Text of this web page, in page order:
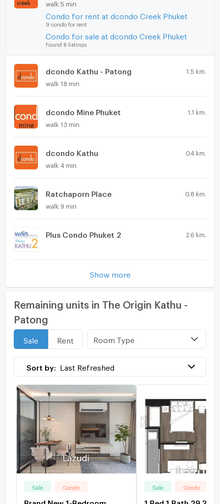
walk 5 min
Condo for rent at dcondo Creek Phuket
9 condo for rent
Condo for sale at dcondo Creek Phuket
Found 8 listings
dcondo Kathu - Patong 1.5 km.
walk 18 min
dcondo Mine Phuket 1.1 km.
walk 13 min
dcondo Kathu 0.4 km.
walk 4 min
Ratchaporn Place 0.8 km.
walk 9 min
Plus Condo Phuket 2 2.6 km.
Show more
Remaining units in The Origin Kathu -
Patong
Sale Rent Room Type
Sort by: Last Refreshed
Sale Condo
Brand New 1-Bedroom
Sale Condo
1 Bed 1 Bath 29.30